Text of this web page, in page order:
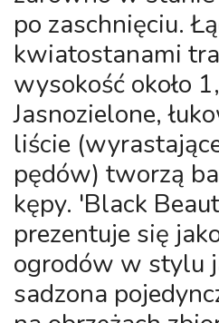
po zaschnięciu.
kwiatostanami
wysokość około
Jasnozielone,
liście
pędów) tworzą
kępy. 'Black
prezentuje się
ogrodów w stylu
sadzona